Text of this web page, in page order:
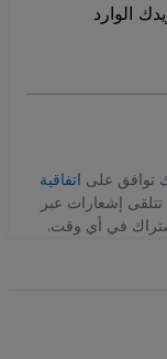
الوارد
توافق علىاتفاقية
إشعارات عبر
في أي وقت.